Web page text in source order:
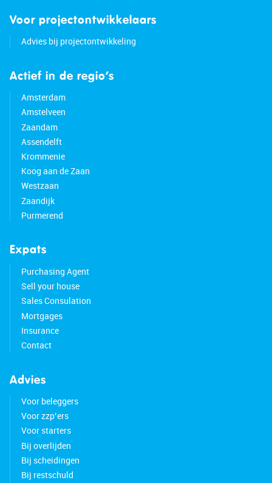
Voor projectontwikkelaars
Advies bij projectontwikkeling
Actief in de regio’s
Amsterdam
Amstelveen
Zaandam
Assendelft
Krommenie
Koog aan de Zaan
Westzaan
Zaandijk
Purmerend
Expats
Purchasing Agent
Sell your house
Sales Consulation
Mortgages
Insurance
Contact
Advies
Voor beleggers
Voor zzp’ers
Voor starters
Bij overlijden
Bij scheidingen
Bij restschuld